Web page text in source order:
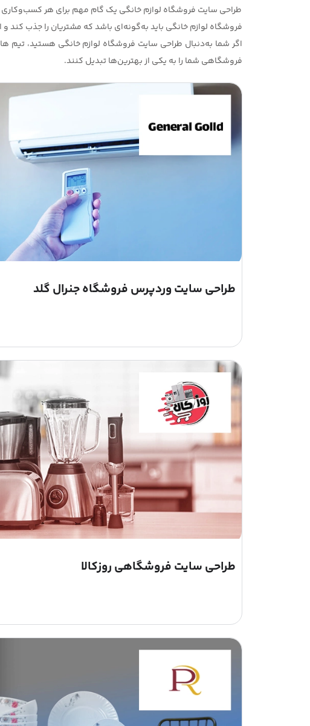
طراحی سایت فروشگاه لوازم خانگی یک گام مهم برای هر کسب‌وکاری
فروشگاه لوازم خانگی باید به‌گونه‌ای باشد که مشتریان را جذب کند و
اگر شما به‌دنبال طراحی سایت فروشگاه لوازم خانگی هستید، تیم‌
فروشگاهی شما را به یکی از بهترین‌ها تبدیل کنند.
طراحی سایت وردپرس فروشگاه جنرال گلد
طراحی سایت فروشگاهی روزکالا